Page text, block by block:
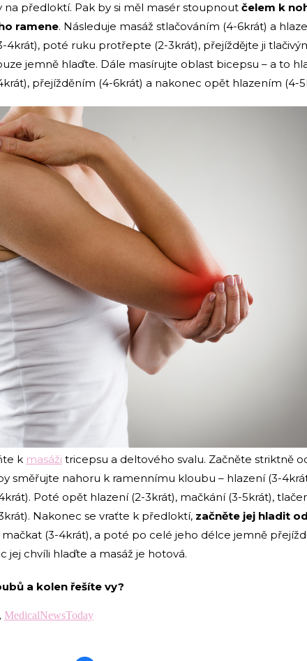
na předloktí. Pak by si měl masér stoupnout čelem k
ramene. Následuje masáž stlačováním (4-6krát) a
4krát), poté ruku protřepte (2-3krát), přejíždějte ji
jemně hlaďte. Dále masírujte oblast bicepsu – a to
přejížděním (4-6krát) a nakonec opět hlazením (4-
k masáži tricepsu a deltového svalu. Začněte striktně
směřujte nahoru k ramennímu kloubu – hlazení (3-
Poté opět hlazení (2-3krát), mačkání (3-5krát),
Nakonec se vraťte k předloktí, začněte jej hladit
mačkat (3-4krát), a poté po celé jeho délce jemně
jej chvíli hlaďte a masáž je hotová.
a kolen řešíte vy?
, MedicalNewsToday